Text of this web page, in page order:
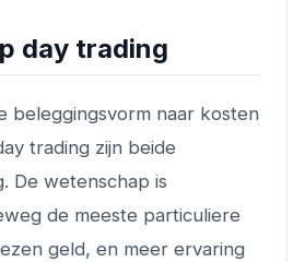
day trading
beleggingsvorm naar kosten
trading zijn beide
De wetenschap is
de meeste particuliere
geld, en meer ervaring